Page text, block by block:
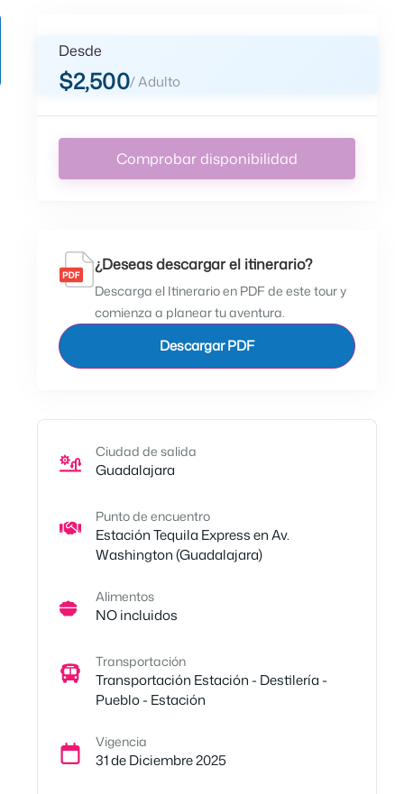
Desde
$2,500/ Adulto
Comprobar disponibilidad
¿Deseas descargar el itinerario?
Descarga el Itinerario en PDF de este tour y
comienza a planear tu aventura.
Descargar PDF
Ciudad de salida
Guadalajara
Punto de encuentro
Estación Tequila Express en Av.
Washington (Guadalajara)
Alimentos
NO incluidos
Transportación
Transportación Estación - Destilería -
Pueblo - Estación
Vigencia
31 de Diciembre 2025